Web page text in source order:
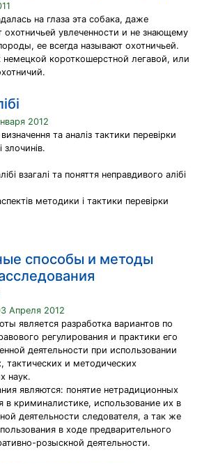
на глаза эта собака, даже
охотничьей увлеченности и не знающему
ее всегда называют охотничьей.
короткошерстной легавой, или
2012
та аналіз тактики перевірки
злочинів.
взагалі та поняття неправдивого алібі
методики і тактики перевірки
способы и методы
Апреля 2012
является разработка вариантов по
регулирования и практики его
деятельности при использовании
тактических и методических
наук.
являются: понятие нетрадиционных
в криминалистике, использование их в
деятельности следователя, а так же
в ходе предварительного
розыскной деятельности.